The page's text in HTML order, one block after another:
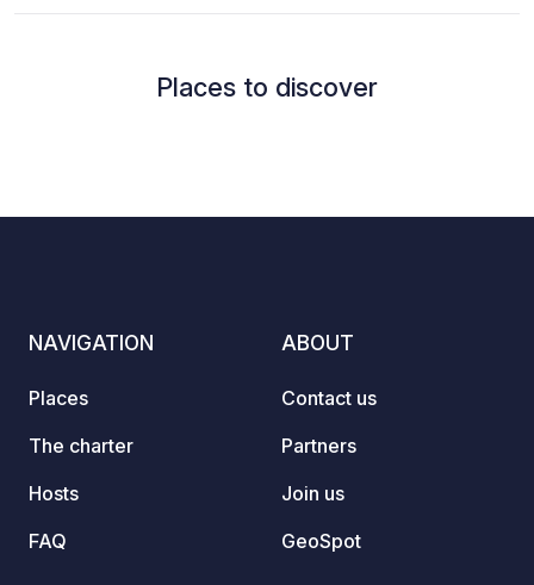
Places to discover
NAVIGATION
Places
The charter
Hosts
FAQ
ABOUT
Contact us
Partners
Join us
GeoSpot